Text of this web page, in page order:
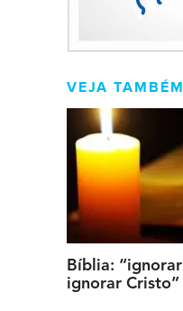
VEJA TAMBÉM
Bíblia:
ignorar Cristo”